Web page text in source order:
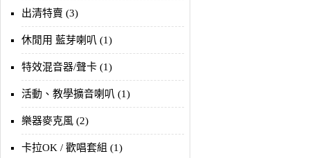
出清特賣 (3)
休閒用 藍芽喇叭 (1)
特效混音器/聲卡 (1)
活動、教學擴音喇叭 (1)
樂器麥克風 (2)
卡拉OK / 歡唱套組 (1)